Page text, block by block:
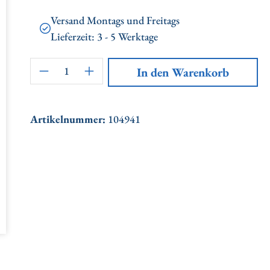
Versand Montags und Freitags
Lieferzeit: 3 - 5 Werktage
Artikel Anzahl: Gib den
In den Warenkorb
Artikelnummer: 104941